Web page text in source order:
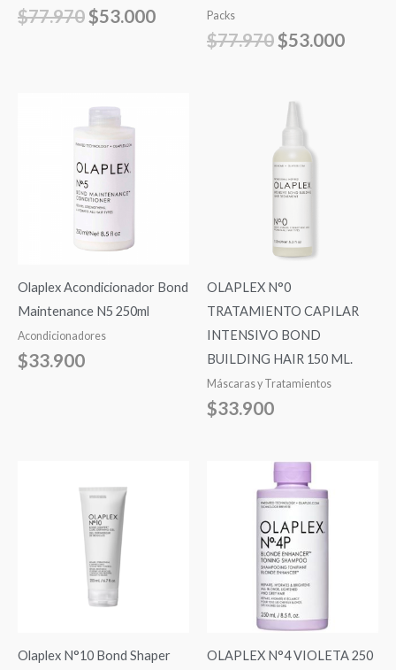
$77.970$53.000 Packs
$77.970$53.000
Olaplex Acondicionador Bond
Maintenance N5 250ml
Acondicionadores
$33.900
OLAPLEX N°0
TRATAMIENTO CAPILAR
INTENSIVO BOND
BUILDING HAIR 150 ML.
Máscaras y Tratamientos
$33.900
Olaplex N°10 Bond Shaper
OLAPLEX N°4 VIOLETA 250